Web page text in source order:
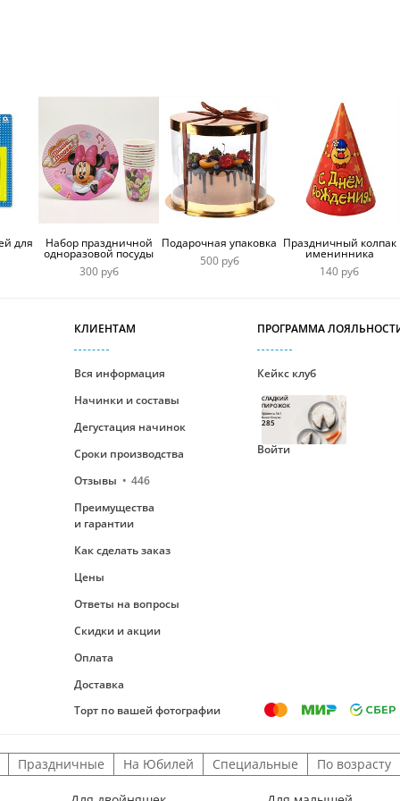
для Набор праздничной
одноразовой посуды
300 руб
Подарочная упаковка
500 руб
Праздничный колпак
именинника
140 руб
КЛИЕНТАМ
Вся информация
Начинки и составы
Дегустация начинок
Сроки производства
Отзывы
446
Преимущества
и гарантии
Как сделать заказ
Цены
Ответы на вопросы
Скидки и акции
Оплата
Доставка
Торт по вашей фотографии
ПРОГРАММА
Кейкс клуб
СЛАДКИЙ
ПИРОЖОК
Уровень №1
Ваши бонусы
285
Войти
Праздничные На Юбилей Специальные По возрасту